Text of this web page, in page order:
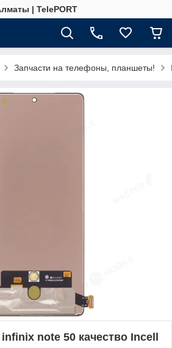
| TelePORT
Запчасти на телефоны, планшеты!
note 50 качество Incell